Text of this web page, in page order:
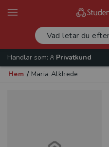
Handlar som:
Privatkund
Hem / Maria Alkhede